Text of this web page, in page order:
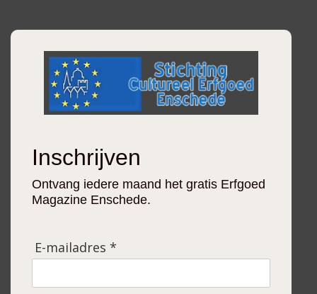
Inschrijven
Ontvang iedere maand het gratis Erfgoed
Magazine Enschede.
E-mailadres *